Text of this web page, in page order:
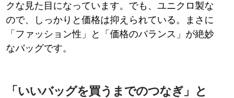
クな見た目になっています。でも、ユニクロ製な
ので、しっかりと価格は抑えられている。まさに
「ファッション性」と「価格のバランス」が絶妙
なバッグです。
「いいバッグを買うまでのつなぎ」と